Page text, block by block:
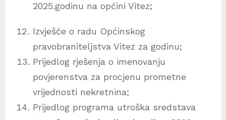
2025.godinu na općini Vitez;
Izvješće o radu Općinskog
pravobraniteljstva Vitez za godinu;
Prijedlog rješenja o imenovanju
povjerenstva za procjenu prometne
vrijednosti nekretnina;
Prijedlog programa utroška sredstava